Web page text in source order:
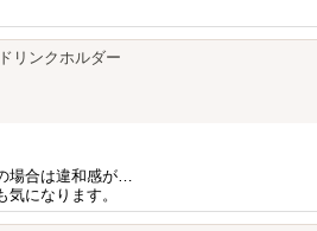
リンクホルダー
場合は違和感が…
になります。